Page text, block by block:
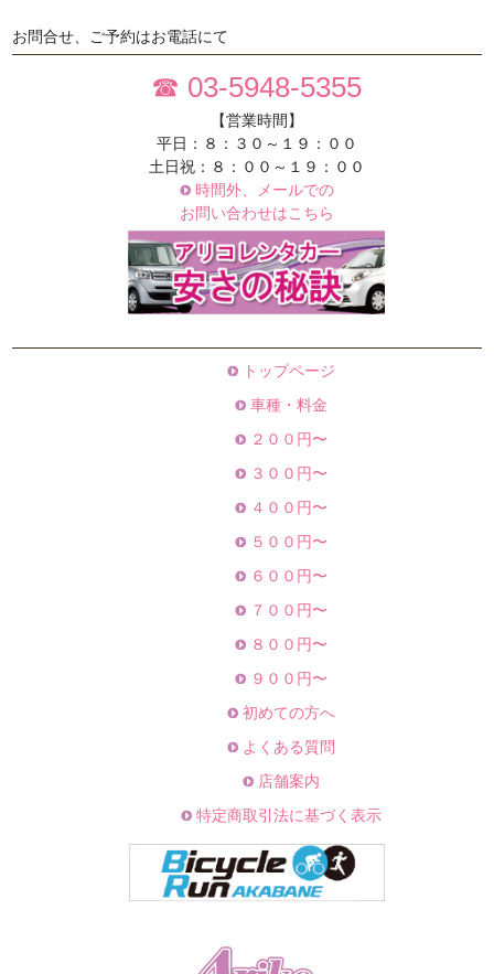
お問合せ、ご予約はお電話にて
☎ 03-5948-5355
【営業時間】
平日：８：３０～１９：００
土日祝：８：００～１９：００
時間外、メールでの
お問い合わせはこちら
トップページ
車種・料金
２００円〜
３００円〜
４００円〜
５００円〜
６００円〜
７００円〜
８００円〜
９００円〜
初めての方へ
よくある質問
店舗案内
特定商取引法に基づく表示